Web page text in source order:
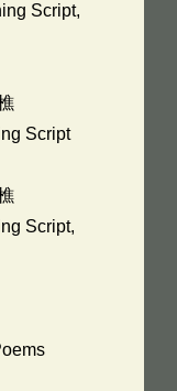
Script,
Script
Script,